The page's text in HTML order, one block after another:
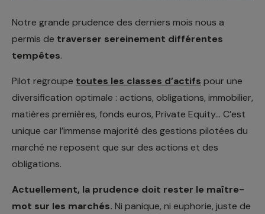
Notre grande prudence des derniers mois nous a
permis de traverser sereinement différentes
tempêtes.
Pilot regroupe toutes les classes d’actifs pour une
diversification optimale : actions, obligations, immobilier,
matières premières, fonds euros, Private Equity… C’est
unique car l’immense majorité des gestions pilotées du
marché ne reposent que sur des actions et des
obligations.
Actuellement, la prudence doit rester le maître-
mot sur les marchés. Ni panique, ni euphorie, juste de